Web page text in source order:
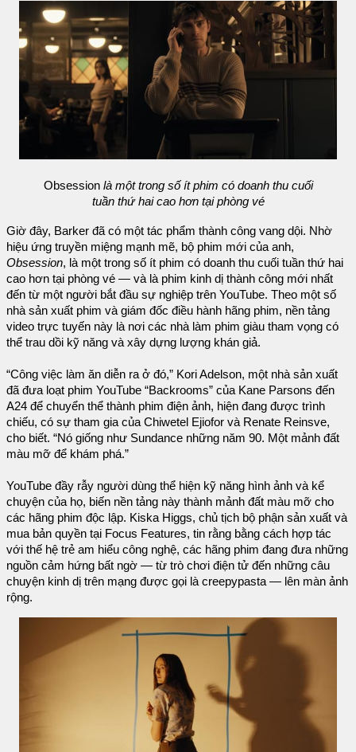
Obsessionlà một trong số ít phim có doanh thu cuối
tuần thứ hai cao hơn tại phòng vé
Giờ đây, Barker đã có một tác phẩm thành công vang dội. Nhờ
hiệu ứng truyền miệng mạnh mẽ, bộ phim mới của anh,
Obsession, là một trong số ít phim có doanh thu cuối tuần thứ hai
cao hơn tại phòng vé — và là phim kinh dị thành công mới nhất
đến từ một người bắt đầu sự nghiệp trên YouTube. Theo một số
nhà sản xuất phim và giám đốc điều hành hãng phim, nền tảng
video trực tuyến này là nơi các nhà làm phim giàu tham vọng có
thể trau dồi kỹ năng và xây dựng lượng khán giả.
“Công việc làm ăn diễn ra ở đó,” Kori Adelson, một nhà sản xuất
đã đưa loạt phim YouTube “Backrooms” của Kane Parsons đến
A24 để chuyển thể thành phim điện ảnh, hiện đang được trình
chiếu, có sự tham gia của Chiwetel Ejiofor và Renate Reinsve,
cho biết. “Nó giống như Sundance những năm 90. Một mảnh đất
màu mỡ để khám phá.”
YouTube đầy rẫy người dùng thể hiện kỹ năng hình ảnh và kể
chuyện của họ, biến nền tảng này thành mảnh đất màu mỡ cho
các hãng phim độc lập. Kiska Higgs, chủ tịch bộ phận sản xuất và
mua bản quyền tại Focus Features, tin rằng bằng cách hợp tác
với thế hệ trẻ am hiểu công nghệ, các hãng phim đang đưa những
nguồn cảm hứng bất ngờ — từ trò chơi điện tử đến những câu
chuyện kinh dị trên mạng được gọi là creepypasta — lên màn ảnh
rộng.